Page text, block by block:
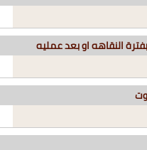
النقاهه او بعد عمليه